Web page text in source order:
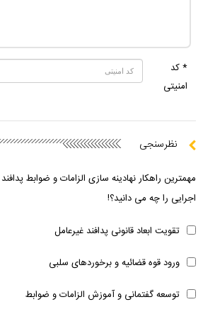
* کد
امنیتی
نظرسنجی
مهمترین راهکار نهادینه سازی الزامات و ضوابط
اجرایی را چه می دانید؟!
تقویت ابعاد قانونی پدافند غیرعامل
ورود قوه قضائیه و برخوردهای سلبی
توسعه گفتمانی و آموزش الزامات و ضوابط